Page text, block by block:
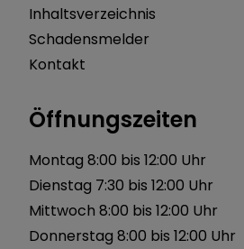
Inhaltsverzeichnis
Schadensmelder
Kontakt
Öffnungszeiten
Montag 8:00 bis 12:00 Uhr
Dienstag 7:30 bis 12:00 Uhr
Mittwoch 8:00 bis 12:00 Uhr
Donnerstag 8:00 bis 12:00 Uhr